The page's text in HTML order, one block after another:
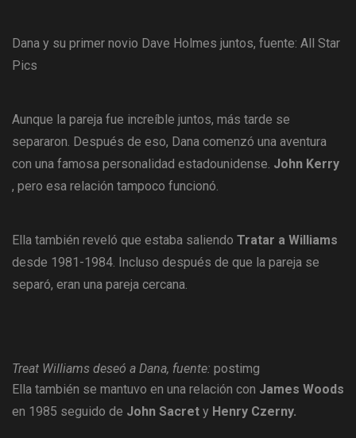
Dana y su primer novio Dave Holmes juntos, fuente: All Star
Pics
Aunque la pareja fue increíble juntos, más tarde se
separaron. Después de eso, Dana comenzó una aventura
con una famosa personalidad estadounidense. John Kerry
, pero esa relación tampoco funcionó.
Ella también reveló que estaba saliendo Tratar a Williams
desde 1981-1984. Incluso después de que la pareja se
separó, eran una pareja cercana.
Treat Williams deseó a Dana, fuente: postimg
Ella también se mantuvo en una relación con James Woods
en 1985 seguido de John Sacret y Henry Czerny.